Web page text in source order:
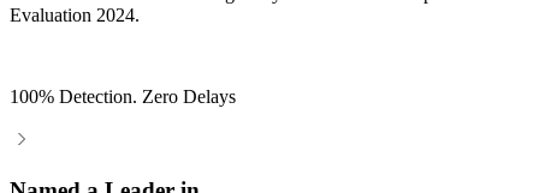
Evaluation 2024.
100% Detection. Zero Delays